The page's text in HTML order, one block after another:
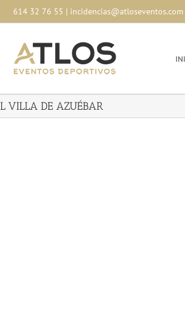
614 32 76 55 | incidencias@atloseventos.com
VILLA DE AZUÉBAR